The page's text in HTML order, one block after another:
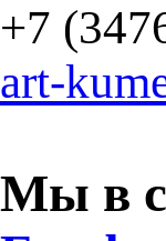
+7
art-
Мы в